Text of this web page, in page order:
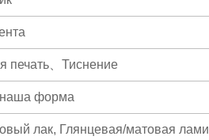
печать、Тиснение
наша форма
лак, Глянцевая/матовая